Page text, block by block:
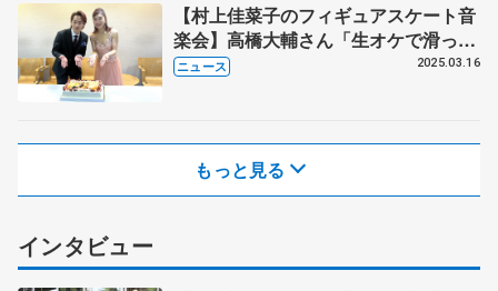
【村上佳菜子のフィギュアスケート音
楽会】高橋大輔さん「生オケで滑った
ら気持ちいいだろうなぁ」 テノール
では頑張りたい」
ニュース 2025.03.16
もっと見る
インタビュー